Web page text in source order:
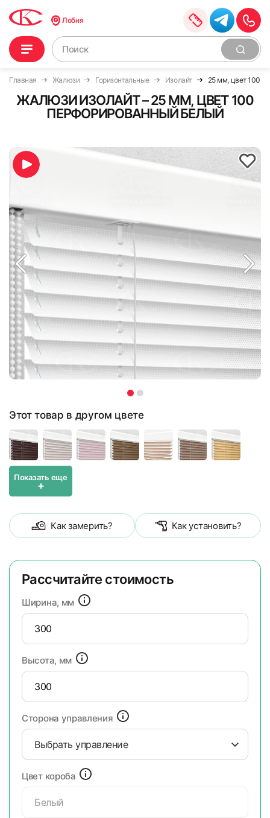
Лобня
Главная Жалюзи Горизонтальные Изолайт 25 мм, цвет 100
ЖАЛЮЗИ ИЗОЛАЙТ – 25 ММ, ЦВЕТ 100
ПЕРФОРИРОВАННЫЙ БЕЛЫЙ
Этот товар в другом цвете
Показать еще
+
Как замерить? Как установить?
Рассчитайте стоимость
Ширина, мм
Высота, мм
Сторона управления
Выбрать управление
Цвет короба
Белый